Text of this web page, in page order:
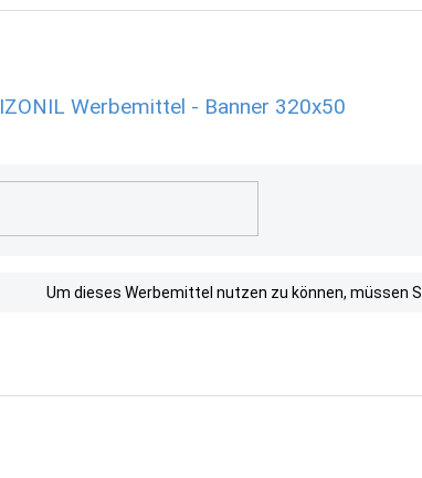
IZONIL Werbemittel - Banner 320x50
Um dieses Werbemittel nutzen zu können, müssen